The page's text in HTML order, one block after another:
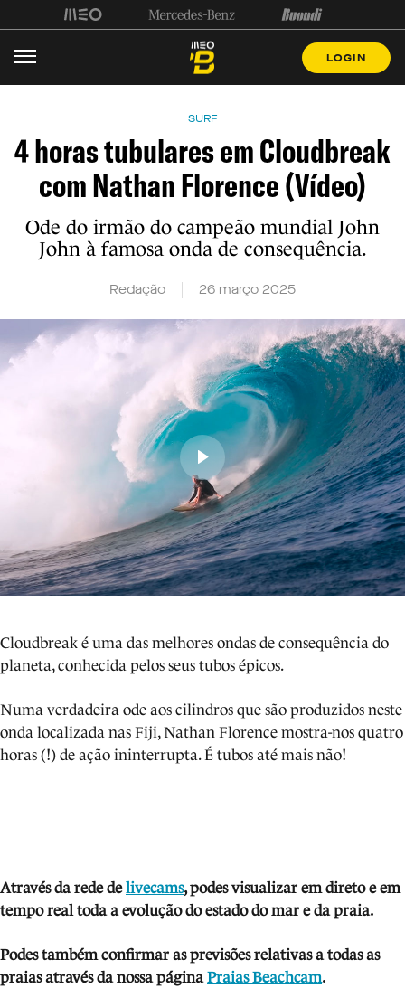
LOGIN
SURF
4 horas tubulares em Cloudbreak
com Nathan Florence (Vídeo)
Ode do irmão do campeão mundial John
John à famosa onda de consequência.
Redação 26 março 2025
Cloudbreak é uma das melhores ondas de consequência do
planeta, conhecida pelos seus tubos épicos.
Numa verdadeira ode aos cilindros que são produzidos neste
onda localizada nas Fiji, Nathan Florence mostra-nos quatro
horas (!) de ação ininterrupta. É tubos até mais não!
Através da rede delivecams, podes visualizar em direto e em
tempo real toda a evolução do estado do mar e da praia.
Podes também confirmar as previsões relativas a todas as
praias através da nossa páginaPraias Beachcam.